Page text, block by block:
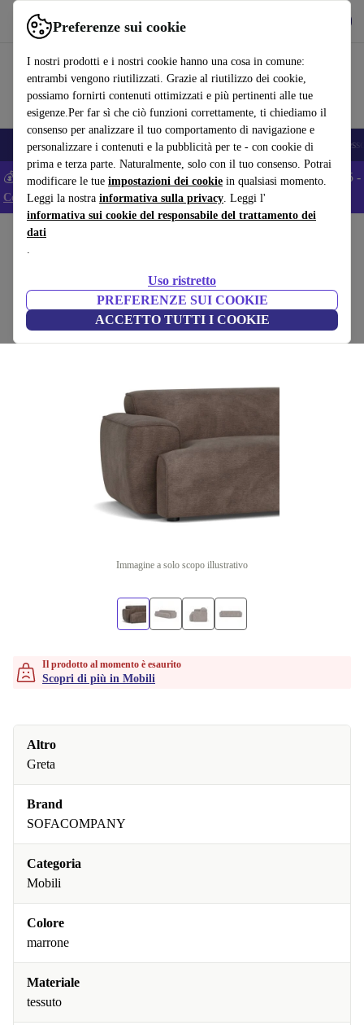
Preferenze sui cookie
I nostri prodotti e i nostri cookie hanno una cosa in comune:
entrambi vengono riutilizzati. Grazie al riutilizzo dei cookie,
possiamo fornirti contenuti ottimizzati e più pertinenti alle tue
esigenze.Per far sì che ciò funzioni correttamente, ti chiediamo il
consenso per analizzare il tuo comportamento di navigazione e
personalizzare i contenuti e la pubblicità per te - con cookie di
prima e terza parte. Naturalmente, solo con il tuo consenso. Potrai
modificare le tue impostazioni dei cookie in qualsiasi momento.
Leggi la nostra informativa sulla privacy. Leggi l'
informativa sui cookie del responsabile del trattamento dei
dati
.
Uso ristretto
PREFERENZE SUI COOKIE
ACCETTO TUTTI I COOKIE
Usa refurbed in modo rapido e semplice
🎒 Back to school Smartphone Portatili Tablet Smartwatch
💰 Extra -5% su tutti gli smartphone Android - Codice: ANDROID5 -
Condizioni
Home
Greta divano 3 posti a sedere Aulla Cacao
marrone
(Raccolta recensioni)
Immagine a solo scopo illustrativo
Il prodotto al momento è esaurito
Scopri di più in Mobili
Altro
Greta
Brand
SOFACOMPANY
Categoria
Mobili
Colore
marrone
Materiale
tessuto